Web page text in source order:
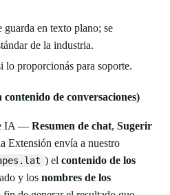
en texto plano; se
de la industria.
proporcionás para soporte.
de conversaciones)
IA — Resumen de chat, Sugerir
Extensión envía a nuestro
) el contenido de los
y los nombres de los